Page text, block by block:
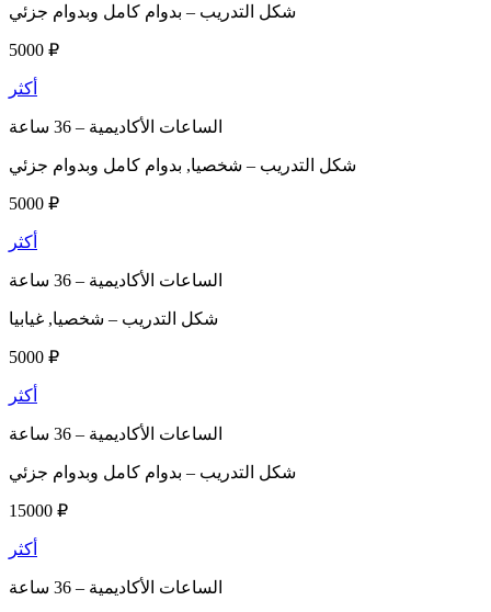
شكل التدريب – بدوام كامل وبدوام جزئي
5000 ₽
أكثر
الساعات الأكاديمية –
شكل التدريب – شخصيا, بدوام كامل وبدوام جزئي
5000 ₽
أكثر
الساعات الأكاديمية –
شكل التدريب – شخصيا, غيابيا
5000 ₽
أكثر
الساعات الأكاديمية –
شكل التدريب – بدوام كامل وبدوام جزئي
15000 ₽
أكثر
الساعات الأكاديمية –